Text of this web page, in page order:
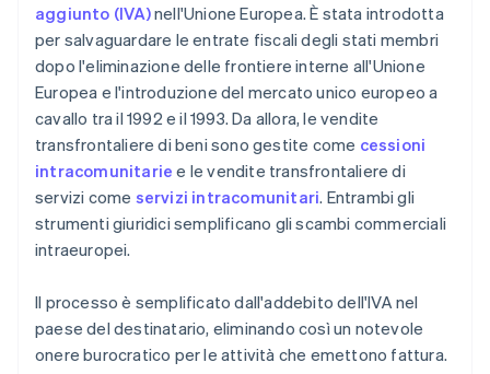
aggiunto (IVA)nell'Unione Europea. È stata introdotta
per salvaguardare le entrate fiscali degli stati membri
dopo l'eliminazione delle frontiere interne all'Unione
Europea e l'introduzione del mercato unico europeo a
cavallo tra il 1992 e il 1993. Da allora, le vendite
transfrontaliere di beni sono gestite come cessioni
intracomunitarie e le vendite transfrontaliere di
servizi come servizi intracomunitari. Entrambi gli
strumenti giuridici semplificano gli scambi commerciali
intraeuropei.
Il processo è semplificato dall'addebito dell'IVA nel
paese del destinatario, eliminando così un notevole
onere burocratico per le attività che emettono fattura.